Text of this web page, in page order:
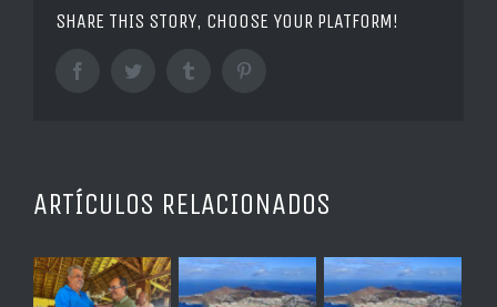
SHARE THIS STORY, CHOOSE YOUR PLATFORM!
Facebook Twitter Tumblr
ARTÍCULOS RELACIONADOS